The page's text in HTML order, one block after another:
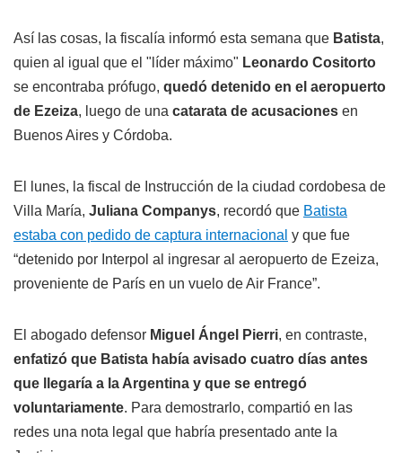
Así las cosas, la fiscalía informó esta semana que Batista,
quien al igual que el "líder máximo" Leonardo Cositorto
se encontraba prófugo, quedó detenido en el aeropuerto
de Ezeiza, luego de una catarata de acusaciones en
Buenos Aires y Córdoba.
El lunes, la fiscal de Instrucción de la ciudad cordobesa de
Villa María, Juliana Companys, recordó que Batista
estaba con pedido de captura internacional y que fue
“detenido por Interpol al ingresar al aeropuerto de Ezeiza,
proveniente de París en un vuelo de Air France”.
El abogado defensor Miguel Ángel Pierri, en contraste,
enfatizó que Batista había avisado cuatro días antes
que llegaría a la Argentina y que se entregó
voluntariamente. Para demostrarlo, compartió en las
redes una nota legal que habría presentado ante la